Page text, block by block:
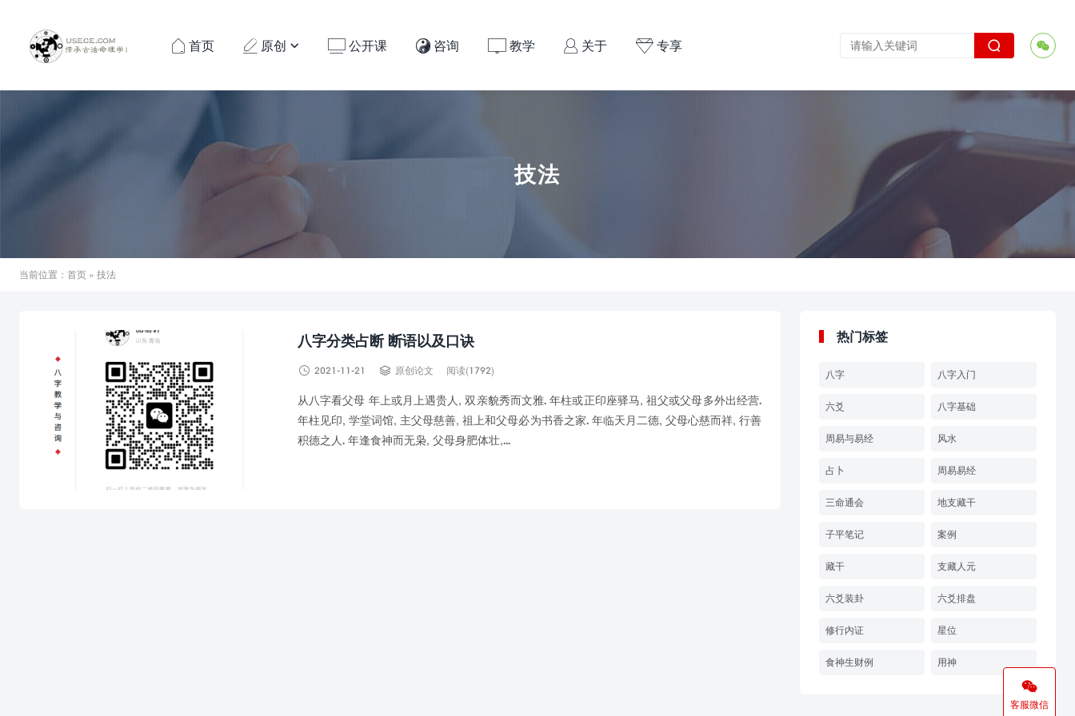

 首页  原创  公开课  咨询 教学  关于  专享 
技法
当前位置： 首页 » 技法
八字分类占断 断语以及口诀
 2021-11-21  原创论文 阅读(1792)
从八字看父母 年上或月上遇贵人, 双亲貌秀而文雅. 年柱或正印座驿马, 祖父或父母多外出经营.
年柱见印, 学堂词馆, 主父母慈善, 祖上和父母必为书香之家. 年临天月二德, 父母心慈而祥, 行善
积德之人. 年逢食神而无枭, 父母身肥体壮,...
热门标签
八字 八字入门
六爻 八字基础
周易与易经 风水
占卜 周易易经
三命通会 地支藏干
子平笔记 案例
藏干 支藏人元
六爻装卦 六爻排盘
修行内证 星位
食神生财例 用神

客服微信